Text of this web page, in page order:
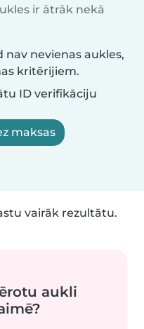
ir ātrāk nekā
nevienas aukles,
kritērijiem.
ID verifikāciju
maksas
vairāk rezultātu.
aukli